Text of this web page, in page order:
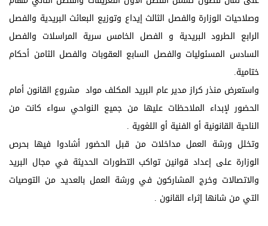
وصلاحيات الوزارة والفصل الثالث إيداع وتوزيع البعائث البريدية والفصل
الرابع الطرود البريدية و الفصل الخامس سرية المراسلات والفصل
السادس المسئوليات والفصل السابع العقوبات والفصل الثامن أحكام
ختامية.
واستعرض منذر كراز مدير عام البريد المكلف مواد مشروع القانون أمام
الحضور لإبداء الملاحظات عليها من جميع النواحي سواء كانت من
الناحية القانونية أو الفنية أو اللغوية .
وتخلل ورشة العمل مداخلات من قبل الحضور أشادوا فيها بحرص
الوزارة على إعداد قوانين تواكب التطورات الحديثة في مجال البريد
والاتصالات وخرج المشاركون في ورشة العمل بالعديد من التوصيات
التي من شانها إثراء القانون .